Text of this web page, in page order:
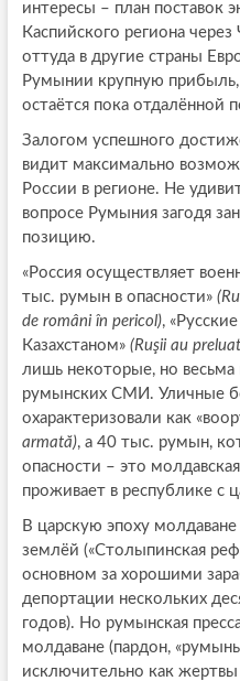
интересы – план поставок
Каспийского региона
оттуда в другие страны
Румынии крупную прибыль,
остаётся пока отдалённой
Залогом успешного
видит максимально
России в регионе. Не
вопросе Румыния загодя
позицию.
«Россия осуществляет
тыс. румын в опасности»
de români în pericol),
Казахстаном» (Ruşii au
лишь некоторые, но весьма
румынских СМИ. Уличные
охарактеризовали как
armată), а 40 тыс. румын,
опасности – это
проживает в республике с
В царскую эпоху
землёй («Столыпинская
основном за хорошими
депортации нескольких
годов). Но румынская
молдаване (пардон,
исключительно как